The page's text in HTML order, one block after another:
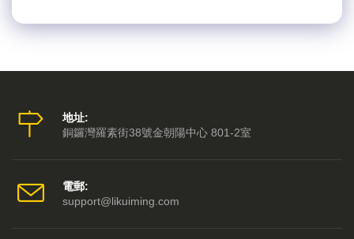
地址:
銅鑼灣羅素街38號金朝陽中心 801-2室
電郵:
support@likuiming.com